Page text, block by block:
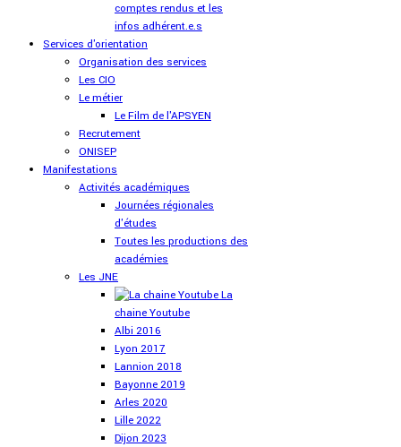
comptes rendus et les
infos adhérent.e.s
Services d'orientation
Organisation des services
Les CIO
Le métier
Le Film de l'APSYEN
Recrutement
ONISEP
Manifestations
Activités académiques
Journées régionales
d'études
Toutes les productions des
académies
Les JNE
La
chaine Youtube
Albi 2016
Lyon 2017
Lannion 2018
Bayonne 2019
Arles 2020
Lille 2022
Dijon 2023